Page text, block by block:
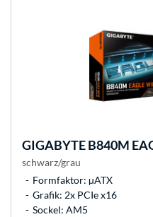
GIGABYTEB840M
schwarz/grau
Formfaktor: µATX
Grafik: 2x PCIe x16
Sockel: AM5